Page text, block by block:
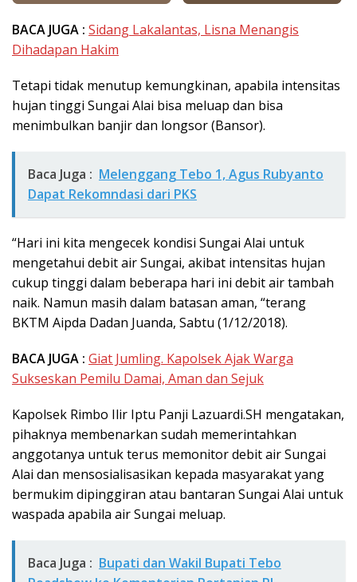
BACA JUGA : Sidang Lakalantas, Lisna Menangis
Dihadapan Hakim
Tetapi tidak menutup kemungkinan, apabila intensitas
hujan tinggi Sungai Alai bisa meluap dan bisa
menimbulkan banjir dan longsor (Bansor).
Baca Juga : Melenggang Tebo 1, Agus Rubyanto
Dapat Rekomndasi dari PKS
“Hari ini kita mengecek kondisi Sungai Alai untuk
mengetahui debit air Sungai, akibat intensitas hujan
cukup tinggi dalam beberapa hari ini debit air tambah
naik. Namun masih dalam batasan aman, “terang
BKTM Aipda Dadan Juanda, Sabtu (1/12/2018).
BACA JUGA : Giat Jumling. Kapolsek Ajak Warga
Sukseskan Pemilu Damai, Aman dan Sejuk
Kapolsek Rimbo Ilir Iptu Panji Lazuardi.SH mengatakan,
pihaknya membenarkan sudah memerintahkan
anggotanya untuk terus memonitor debit air Sungai
Alai dan mensosialisasikan kepada masyarakat yang
bermukim dipinggiran atau bantaran Sungai Alai untuk
waspada apabila air Sungai meluap.
Baca Juga : Bupati dan Wakil Bupati Tebo